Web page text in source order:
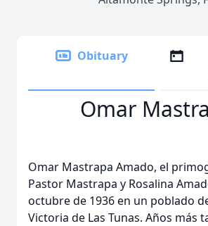
Obituary
Omar
Omar Mastrapa Amado, el
Pastor Mastrapa y Rosalina
octubre de 1936 en un poblado
Victoria de Las Tunas. Años más